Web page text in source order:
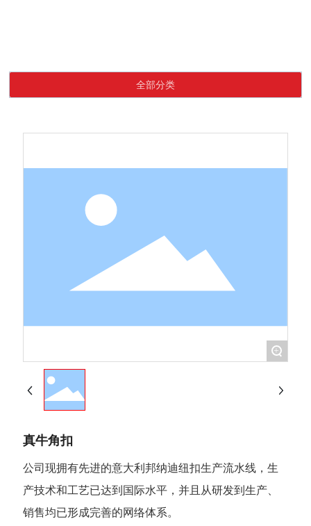
关于我们
产品中心
新闻资讯
全部分类
+
真牛角扣
公司现拥有先进的意大利邦纳迪纽扣生产流水线，生
产技术和工艺已达到国际水平，并且从研发到生产、
销售均已形成完善的网络体系。